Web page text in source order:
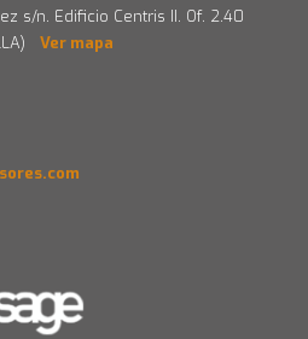
s/n. Edificio Centris II. Of. 2.40
Ver mapa